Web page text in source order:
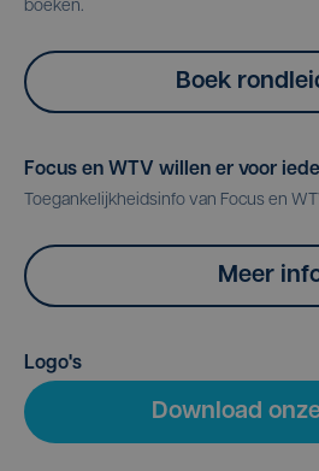
boeken.
Boek
Focus en WTV willen er voor
Toegankelijkheidsinfo van Focus en
Meer
Logo's
Download